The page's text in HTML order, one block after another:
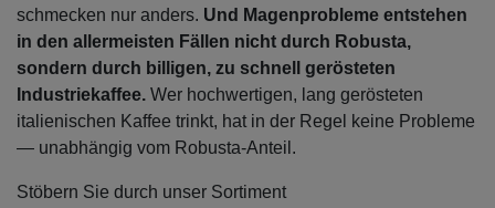
schmecken nur anders. Und Magenprobleme entstehen
in den allermeisten Fällen nicht durch Robusta,
sondern durch billigen, zu schnell gerösteten
Industriekaffee. Wer hochwertigen, lang gerösteten
italienischen Kaffee trinkt, hat in der Regel keine Probleme
— unabhängig vom Robusta-Anteil.
Stöbern Sie durch unser Sortiment